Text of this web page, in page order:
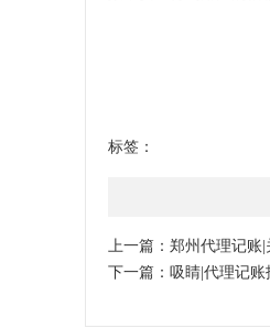
标签：
上一篇： 郑州代理记账
下一篇： 吸睛|代理记账